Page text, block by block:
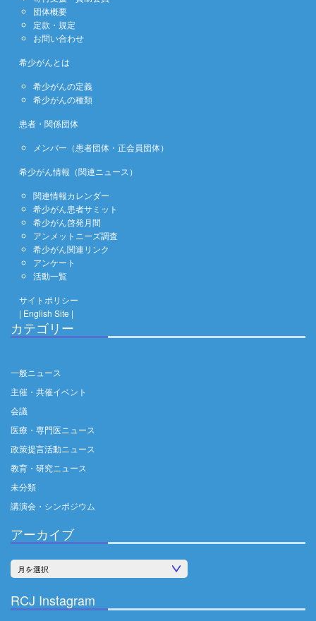
団体概要
定款・規定
お問い合わせ
希少がんとは
希少がんの定義
希少がんの種類
患者・関係団体
メンバー（患者団体・正会員団体）
希少がん情報（関連ニュース）
関連情報カレンダー
希少がん患者サミット
希少がん啓発月間
アンメットニーズ調査
希少がん関連リンク
アンケート
活動一覧
サイトポリシー
| English Site |
カテゴリー
一般ニュース
主催・共催イベント
会議
医療・専門医ニュース
政策提言活動ニュース
教育・研究ニュース
未分類
講演会・シンポジウム
アーカイブ
カ
RCJ Instagram